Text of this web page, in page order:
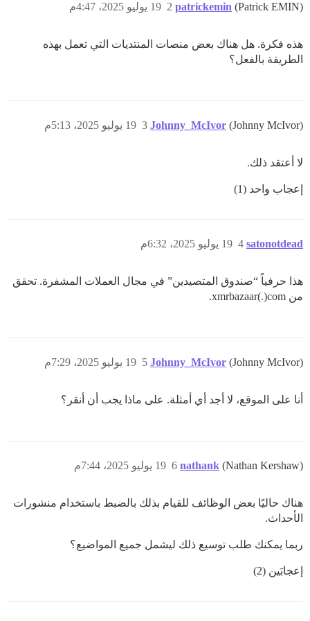
patrickemin (Patrick EMIN) 19 يوليو 2025، 4:47م 2
هذه فكرة. هل هناك بعض منصات المنتديات التي تعمل بهذه
الطريقة بالفعل؟
Johnny_McIvor (Johnny McIvor) 19 يوليو 2025، 5:13م 3
لا أعتقد ذلك.
إعجاب واحد (1)
satonotdead 19 يوليو 2025، 6:32م 4
هذا حرفياً “صندوق المتصيدين” في مجال العملات المشفرة. تحقق
من xmrbazaar(.)com.
Johnny_McIvor (Johnny McIvor) 19 يوليو 2025، 7:29م 5
أنا على الموقع، لا أجد أي أمثلة. على ماذا يجب أن أنقر؟
nathank (Nathan Kershaw) 19 يوليو 2025، 7:44م 6
هناك حاليًا بعض الوظائف للقيام بذلك بالضبط باستخدام منشورات
الأحداث.
ربما يمكنك طلب توسيع ذلك ليشمل جميع المواضيع؟
إعجابَين (2)